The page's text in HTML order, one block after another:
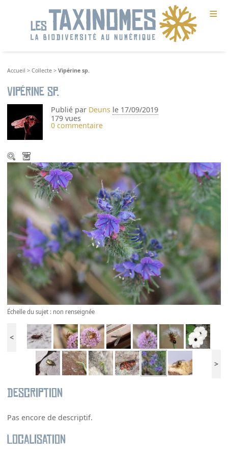
≡
Accueil >Collecte >Vipérine sp.
Vipérine sp.
Publié par Deuns le 17/09/2019
179 vues
0 commentaire
Échelle du sujet : non renseignée
<
>
Description
Pas encore de descriptif.
Localisation